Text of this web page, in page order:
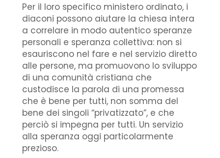
Per il loro specifico ministero ordinato, i
diaconi possono aiutare la chiesa intera
a correlare in modo autentico speranze
personali e speranza collettiva: non si
esauriscono nel fare e nel servizio diretto
alle persone, ma promuovono lo sviluppo
di una comunità cristiana che
custodisce la parola di una promessa
che è bene per tutti, non somma del
bene dei singoli “privatizzato”, e che
perciò si impegna per tutti. Un servizio
alla speranza oggi particolarmente
prezioso.